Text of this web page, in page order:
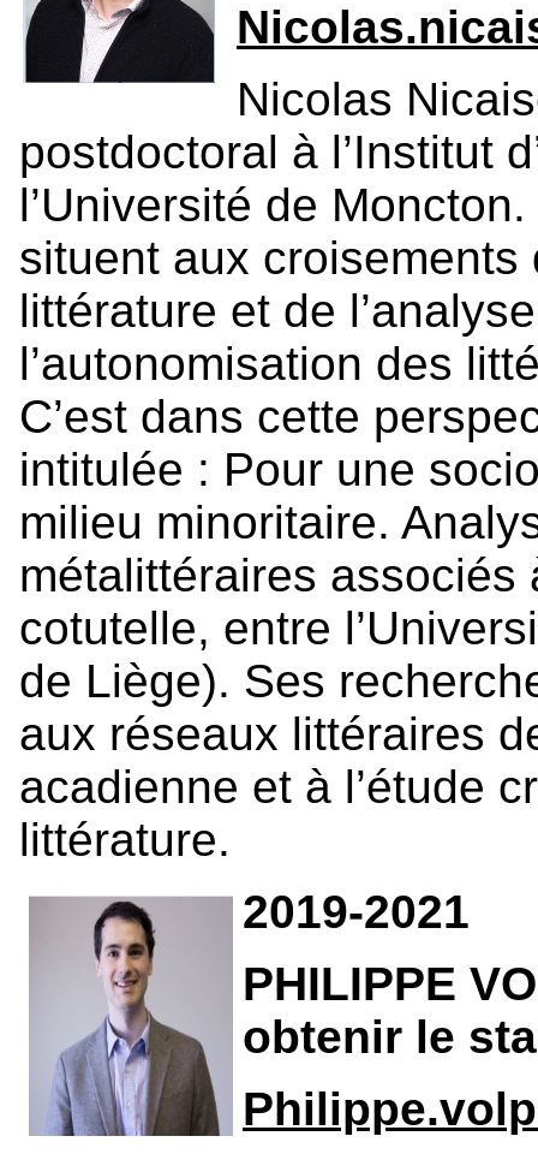
Nicolas
postdoctoral à l’Institut
l’Université de
situent aux
littérature et de
l’autonomisation des
C’est dans cette
intitulée : Pour une
milieu minoritaire.
métalittéraires
cotutelle, entre
de Liège). Ses
aux réseaux littéraires
acadienne et à l’étude
littérature.
2019-2021
PHILIPPE
obtenir le